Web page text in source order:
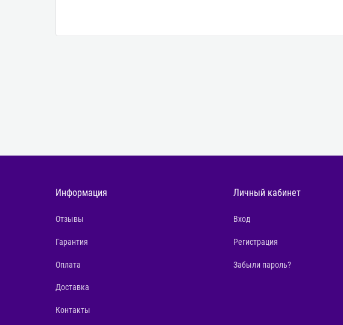
Информация
Отзывы
Гарантия
Оплата
Доставка
Контакты
Личный кабинет
Вход
Регистрация
Забыли пароль?